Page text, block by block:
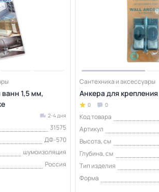
1,5 мм,
2-4 дня
31575
ДФ-570
шумоизоляция
Россия
Сантехника и аксессуары
Анкера для
0 0
Код товара
Артикул
Высота, см
Глубина, см
Тип изделия
Форма